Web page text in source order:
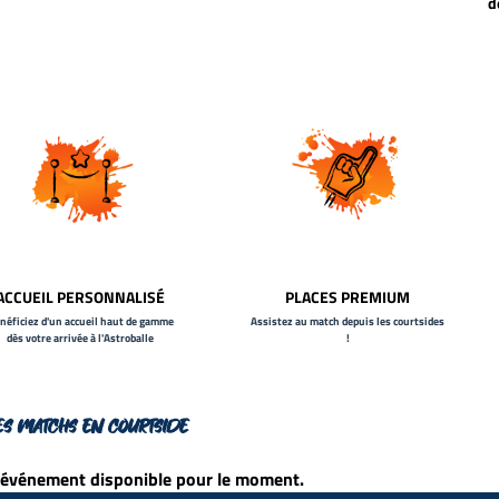
PERSONNALISÉ
d'un accueil haut de gamme
dès votre arrivée à l'Astroballe
PLACES PREMIUM
Assistez au match depuis les courtsides
!
MATCHS EN COURTSIDE
disponible pour le moment.